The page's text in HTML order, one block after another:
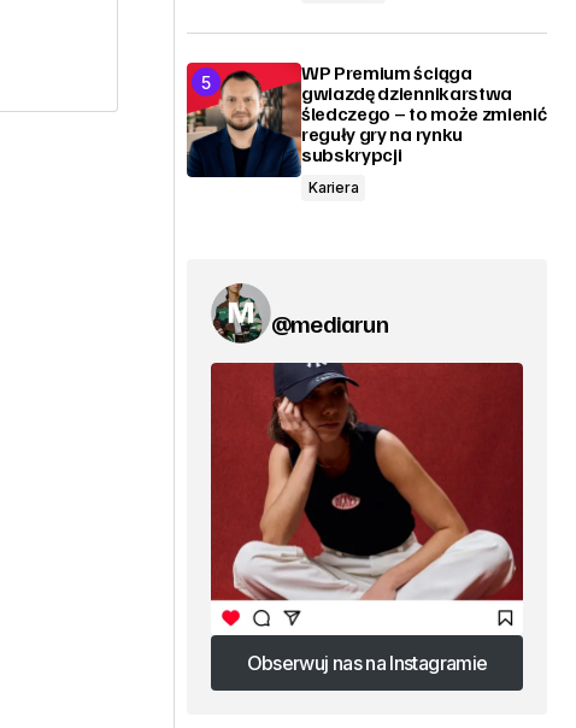
WP Premium ściąga
gwiazdę dziennikarstwa
śledczego – to może zmienić
reguły gry na rynku
subskrypcji
Kariera
@mediarun
Obserwuj nas na Instagramie
Obserwuj nas na Instagramie